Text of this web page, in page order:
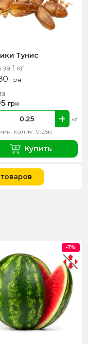
Тунис
1 кг
грн
колич. 0.25кг
кг
грн
Купить
-7%